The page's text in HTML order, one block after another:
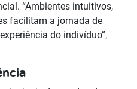
“Ambientes intuitivos,
facilitam a jornada de
do indivíduo”,